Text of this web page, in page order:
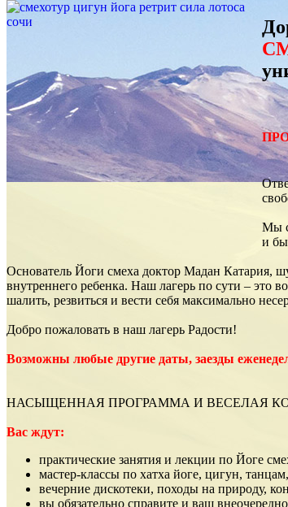
Мы
и
Основатель Йоги смеха доктор Мадан Катария,
внутреннего ребенка. Наш лагерь по сути – это
шалить, резвиться и вести себя максимально
Добро пожаловать в наш лагерь Радости!
Возможны любые другие даты, заезды
НАСЫЩЕННАЯ ПРОГРАММА И ВЕСЕЛАЯ
Вас ждут:
практические занятия и лекции по Йоге
мастер-классы по хатха йоге, цигун,
вечерние дискотеки, походы на природу,
вы обязательно справите и ваш